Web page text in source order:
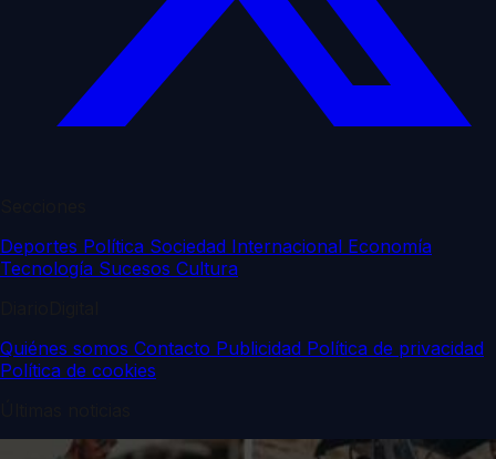
Deportes Política Sociedad Internacional Economía
Tecnología Sucesos Cultura
Quiénes somos Contacto Publicidad Política de privacidad
Política de cookies